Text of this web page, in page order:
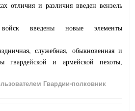
отличия и различия введен вензель
введены новые элементы
служебная, обыкновенная и
гвардейской и армейской пехоты,
Гвардии-полковник